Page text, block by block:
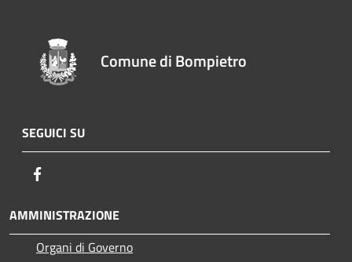
Comune di Bompietro
SEGUICI SU
AMMINISTRAZIONE
Organi di Governo